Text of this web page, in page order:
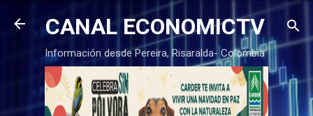
Ir al contenido principal
CANAL ECONOMICTV
Información desde Pereira, Risaralda- Colombia